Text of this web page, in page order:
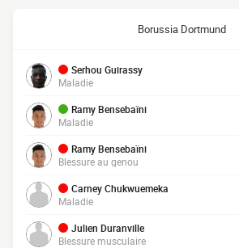
Borussia Dortmund
Serhou Guirassy
Maladie
Ramy Bensebaïni
Maladie
Ramy Bensebaïni
Blessure au genou
Carney Chukwuemeka
Maladie
Julien Duranville
Blessure musculaire